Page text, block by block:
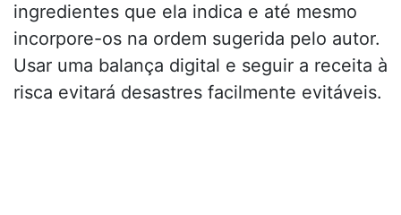
ingredientes que ela indica e até mesmo
incorpore-os na ordem sugerida pelo autor.
Usar uma balança digital e seguir a receita à
risca evitará desastres facilmente evitáveis.